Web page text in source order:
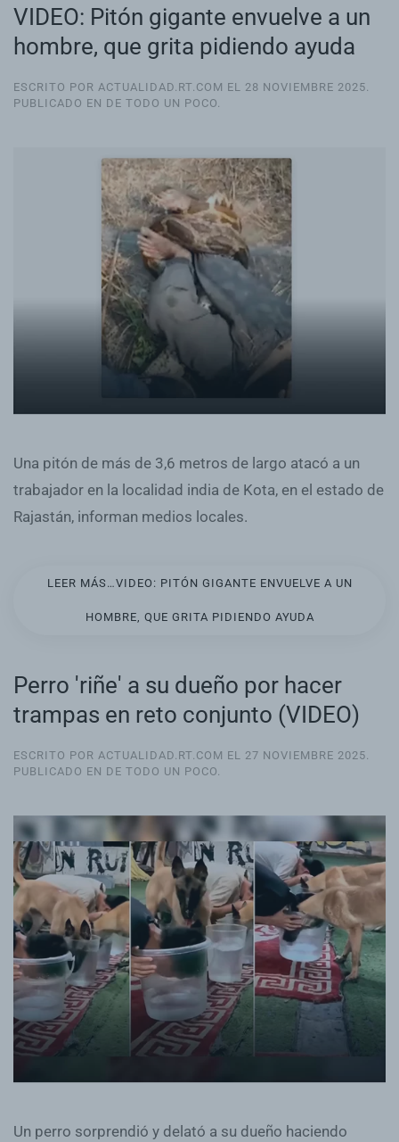
VIDEO: Pitón gigante envuelve a un
hombre, que grita pidiendo ayuda
ESCRITO POR ACTUALIDAD.RT.COM EL 28 NOVIEMBRE 2025.
PUBLICADO EN DE TODO UN POCO.
Una pitón de más de 3,6 metros de largo atacó a un
trabajador en la localidad india de Kota, en el estado de
Rajastán, informan medios locales.
LEER MÁS…VIDEO: PITÓN GIGANTE ENVUELVE A UN
HOMBRE, QUE GRITA PIDIENDO AYUDA
Perro 'riñe' a su dueño por hacer
trampas en reto conjunto (VIDEO)
ESCRITO POR ACTUALIDAD.RT.COM EL 27 NOVIEMBRE 2025.
PUBLICADO EN DE TODO UN POCO.
Un perro sorprendió y delató a su dueño haciendo